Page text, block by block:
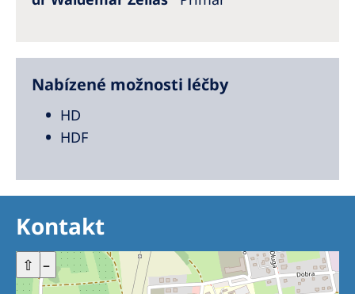
Nabízené možnosti léčby
HD
HDF
Kontakt
+ –
⇧